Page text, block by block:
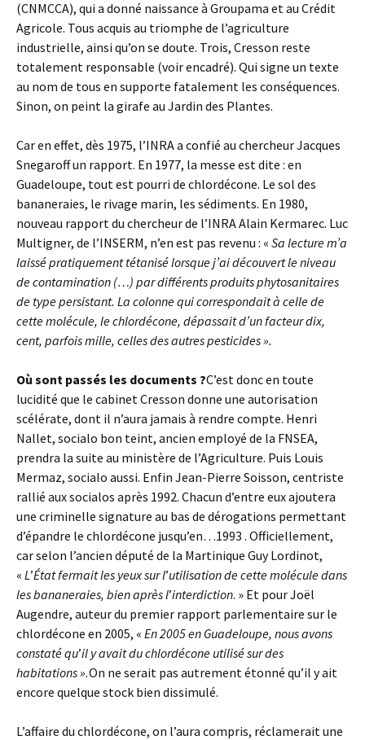
(CNMCCA), qui a donné naissance à Groupama et au Crédit
Agricole. Tous acquis au triomphe de l’agriculture
industrielle, ainsi qu’on se doute. Trois, Cresson reste
totalement responsable (voir encadré). Qui signe un texte
au nom de tous en supporte fatalement les conséquences.
Sinon, on peint la girafe au Jardin des Plantes.
Car en effet, dès 1975, l’INRA a confié au chercheur Jacques
Snegaroff un rapport. En 1977, la messe est dite : en
Guadeloupe, tout est pourri de chlordécone. Le sol des
bananeraies, le rivage marin, les sédiments. En 1980,
nouveau rapport du chercheur de l’INRA Alain Kermarec. Luc
Multigner, de l’INSERM, n’en est pas revenu : « Sa lecture m’a
laissé pratiquement tétanisé lorsque j’ai découvert le niveau
de contamination (…) par différents produits phytosanitaires
de type persistant. La colonne qui correspondait à celle de
cette molécule, le chlordécone, dépassait d’un facteur dix,
cent, parfois mille, celles des autres pesticides ».
Où sont passés les documents ?C’est donc en toute
lucidité que le cabinet Cresson donne une autorisation
scélérate, dont il n’aura jamais à rendre compte. Henri
Nallet, socialo bon teint, ancien employé de la FNSEA,
prendra la suite au ministère de l’Agriculture. Puis Louis
Mermaz, socialo aussi. Enfin Jean-Pierre Soisson, centriste
rallié aux socialos après 1992. Chacun d’entre eux ajoutera
une criminelle signature au bas de dérogations permettant
d’épandre le chlordécone jusqu’en…1993 . Officiellement,
car selon l’ancien député de la Martinique Guy Lordinot,
« L’État fermait les yeux sur l’utilisation de cette molécule dans
les bananeraies, bien après l’interdiction. » Et pour Joël
Augendre, auteur du premier rapport parlementaire sur le
chlordécone en 2005, « En2005 en Guadeloupe, nous avons
constaté qu’il y avait du chlordécone utilisé sur des
habitations ».On ne serait pas autrement étonné qu’il y ait
encore quelque stock bien dissimulé.
L’affaire du chlordécone, on l’aura compris, réclamerait une